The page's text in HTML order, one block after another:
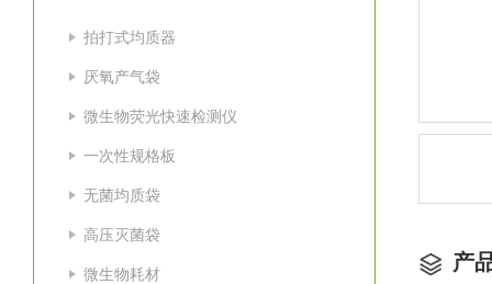
拍打式均质器
厌氧产气袋
微生物荧光快速检测仪
一次性规格板
无菌均质袋
高压灭菌袋
微生物耗材 产